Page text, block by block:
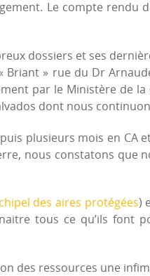
Le compte rendu
dossiers et ses
» rue du Dr
par le Ministère de
dont nous
plusieurs mois en CA
nous constatons que
des aires protégées)
tous ce qu’ils font
des ressources une